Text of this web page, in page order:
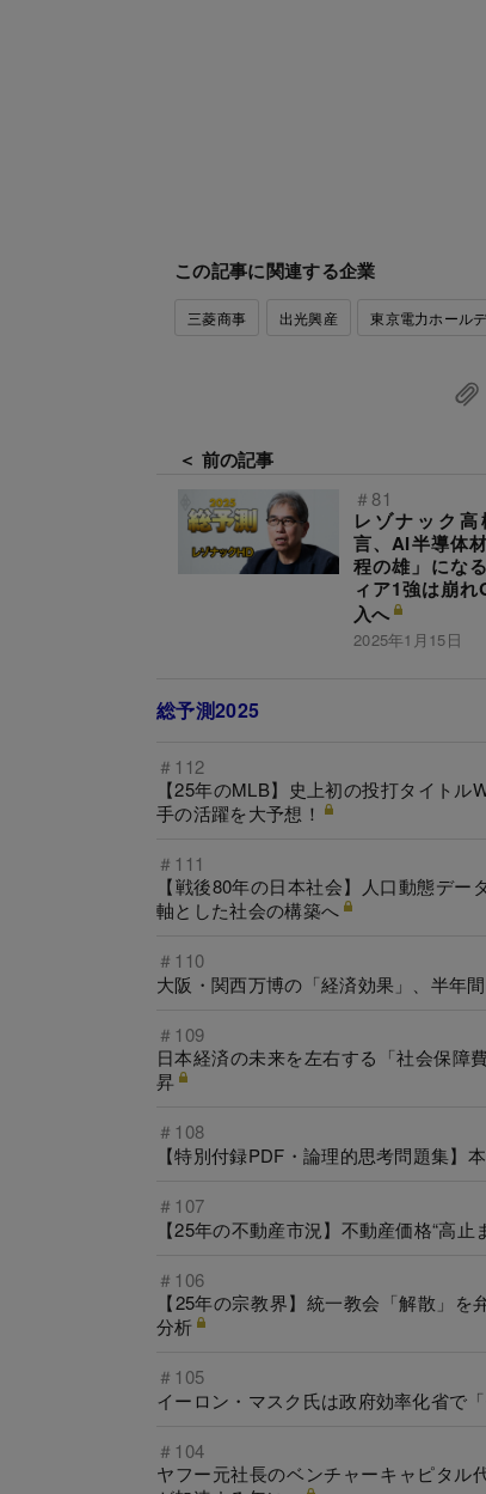
この記事に関連する企業
三菱商事 出光興産 東京電力ホール
＜ 前の記事
＃81
レゾナック
言、AI半導体
程の雄」にな
ィア1強は崩
入へ
2025年1月15日
総予測2025
＃112
【25年のMLB】史上初の投打タイト
手の活躍を大予想！
＃111
【戦後80年の日本社会】人口動態デ
軸とした社会の構築へ
＃110
大阪・関西万博の「経済効果」、半年
＃109
日本経済の未来を左右する「社会保障
昇
＃108
【特別付録PDF・論理的思考問題集】
＃107
【25年の不動産市況】不動産価格“高
＃106
【25年の宗教界】統一教会「解散」
分析
＃105
イーロン・マスク氏は政府効率化省で
＃104
ヤフー元社長のベンチャーキャピタル